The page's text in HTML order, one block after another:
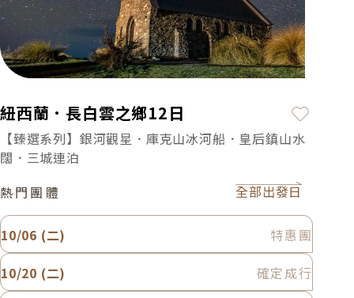
紐西蘭．長白雲之鄉12日
加入最
【臻選系列】銀河觀星．庫克山冰河船．皇后鎮山水
闊．三城連泊
熱門團體
全部出發日
10/06 (二)
特惠團
10/20 (二)
確定成行